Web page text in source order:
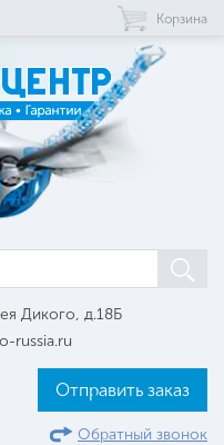
Корзина
Дикого, д.18Б
russia.ru
Отправить заказ
Обратный звонок